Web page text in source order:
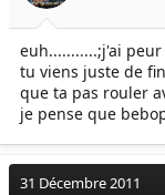
euh...........;j'ai
tu viens juste de
que ta pas rouler
je pense que
31 Décembre 2011